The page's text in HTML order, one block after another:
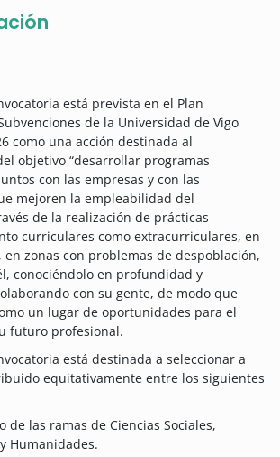
está prevista en el Plan
de la Universidad de Vigo
como una acción destinada al
objetivo “desarrollar programas
con las empresas y con las
mejoren la empleabilidad del
de la realización de prácticas
curriculares como extracurriculares, en
zonas con problemas de despoblación,
conociéndolo en profundidad y
con su gente, de modo que
un lugar de oportunidades para el
futuro profesional.
está destinada a seleccionar a
equitativamente entre los siguientes
de las ramas de Ciencias Sociales,
Humanidades.